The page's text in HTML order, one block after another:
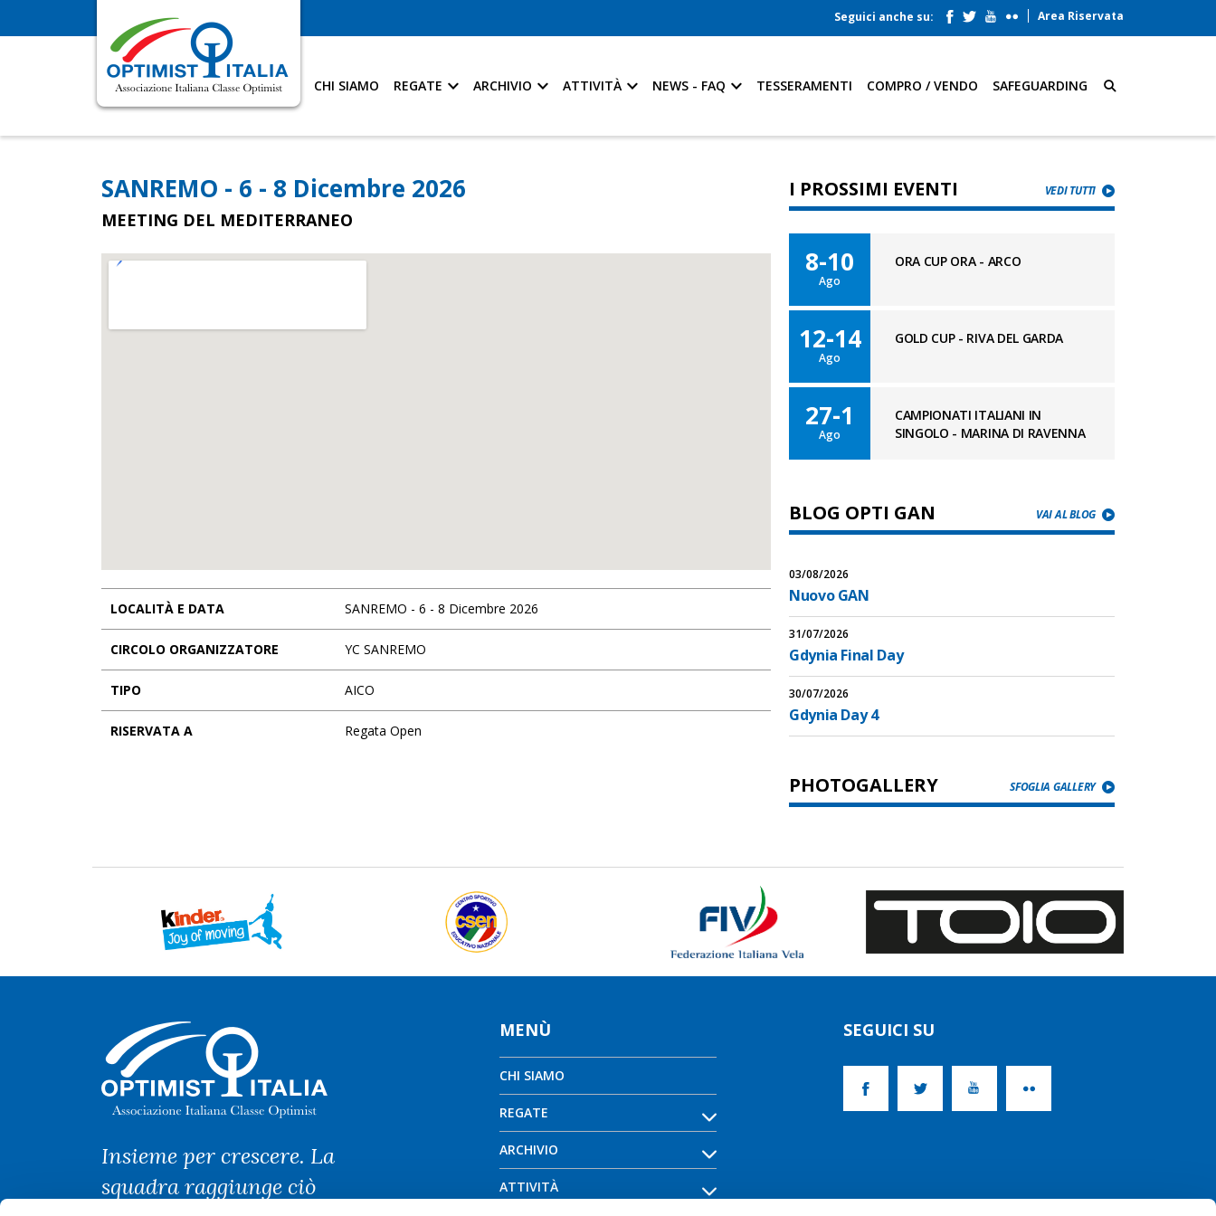
Area Riservata
Seguici anche su:
CHI SIAMO REGATE ARCHIVIO ATTIVITÀ NEWS - FAQ TESSERAMENTI COMPRO / VENDO SAFEGUARDING
SANREMO - 6 - 8 Dicembre 2026
MEETING DEL MEDITERRANEO
LOCALITÀ E DATA SANREMO - 6 - 8 Dicembre 2026
CIRCOLO ORGANIZZATORE YC SANREMO
TIPO AICO
RISERVATA A Regata Open
I PROSSIMI EVENTI VEDI TUTTI
8-10
Ago
ORA CUP ORA - ARCO
12-14
Ago
GOLD CUP - RIVA DEL GARDA
27-1
Ago
CAMPIONATI ITALIANI IN
SINGOLO - MARINA DI RAVENNA
BLOG OPTI GAN VAI AL BLOG
03/08/2026
Nuovo GAN
31/07/2026
Gdynia Final Day
30/07/2026
Gdynia Day 4
PHOTOGALLERY SFOGLIA GALLERY
Insieme per crescere. La
squadra raggiunge ciò
MENÙ
CHI SIAMO
REGATE
ARCHIVIO
ATTIVITÀ
SEGUICI SU